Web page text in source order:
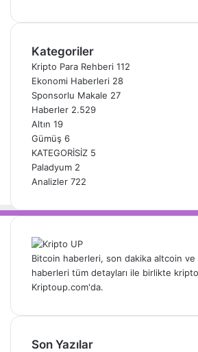
Kategoriler
Kripto Para Rehberi 112
Ekonomi Haberleri 28
Sponsorlu Makale 27
Haberler 2.529
Altın 19
Gümüş 6
KATEGORİSİZ 5
Paladyum 2
Analizler 722
Bitcoin haberleri, son dakika altcoin
haberleri tüm detayları ile birlikte
Kriptoup.com'da.
Son Yazılar